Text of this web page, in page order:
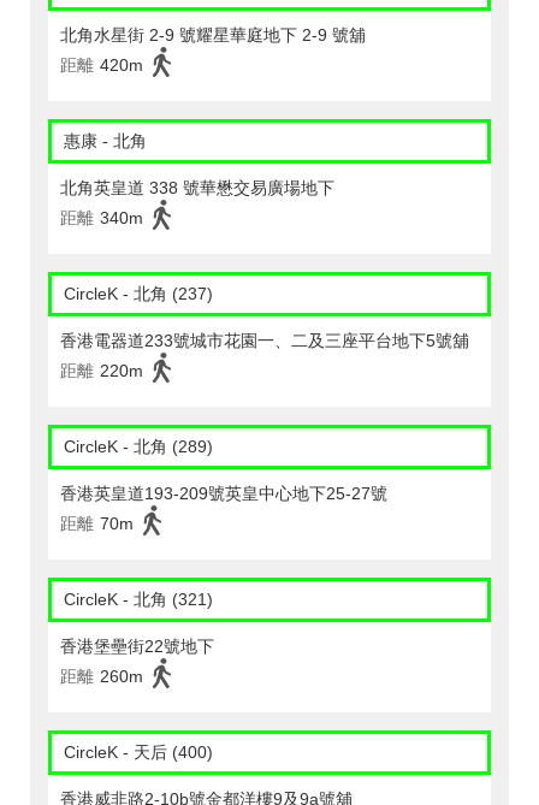
北角水星街 2-9 號耀星華庭地下 2-9 號舖
距離 420m
惠康 - 北角
北角英皇道 338 號華懋交易廣場地下
距離 340m
CircleK - 北角 (237)
香港電器道233號城市花園一、二及三座平台地下5號舖
距離 220m
CircleK - 北角 (289)
香港英皇道193-209號英皇中心地下25-27號
距離 70m
CircleK - 北角 (321)
香港堡壘街22號地下
距離 260m
CircleK - 天后 (400)
香港威非路2-10b號金都洋樓9及9a號舖